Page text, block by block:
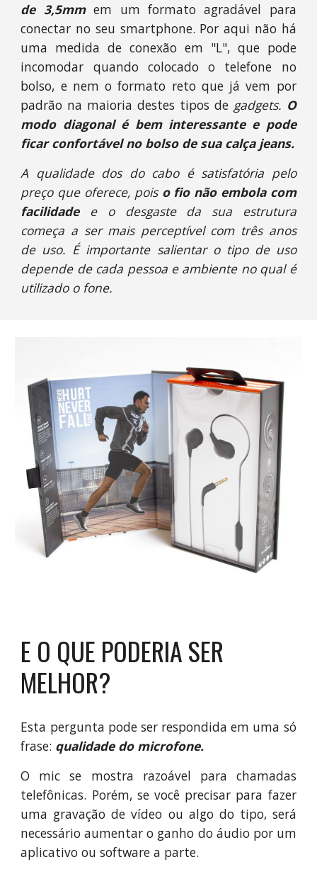
de 3,5mmem um formato agradável para
conectar no seu smartphone. Por aqui não há
uma medida de conexão em "L", que pode
incomodar quando colocado o telefone no
bolso, e nem o formato reto que já vem por
padrão na maioria destes tipos de gadgets. O
modo diagonal é bem interessante e pode
ficar confortável no bolso de sua calça jeans.
A qualidade dos do cabo é satisfatória pelo
preço que oferece, pois o fio não embola com
facilidadee o desgaste da sua estrutura
começa a ser mais perceptível com três anos
de uso. É importante salientar o tipo de uso
depende de cada pessoa e ambiente no qual é
utilizado o fone.
E O QUE PODERIA SER
MELHOR?
Esta pergunta pode ser respondida em uma só
frase: qualidade do microfone.
O mic se mostra razoável para chamadas
telefônicas. Porém, se você precisar para fazer
uma gravação de vídeo ou algo do tipo, será
necessário aumentar o ganho do áudio por um
aplicativo ou software a parte.